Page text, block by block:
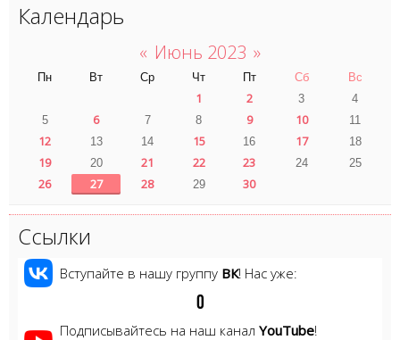
Календарь
« Июнь 2023 »
Пн Вт Ср Чт Пт Сб Вс
1 2 3
4
5
6 7 8 9 10 11
12 13 14 15 16 17 18
19 20 21 22 23 24 25
26 27 28 29 30
Ссылки
Вступайте в нашу группу ВК! Нас уже:
0
Подписывайтесь на наш канал YouTube!